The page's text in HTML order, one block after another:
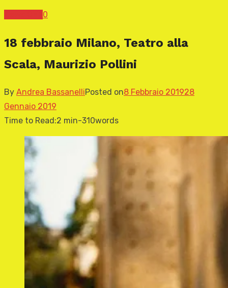
0
18 febbraio Milano, Teatro alla
Scala, Maurizio Pollini
By Andrea BassanelliPosted on8 Febbraio 201928
Gennaio 2019
Time to Read:2 min-310words